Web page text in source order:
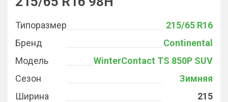
Типоразмер
215/65 R16
Бренд
Continental
Модель
WinterContact TS 850P SUV
Сезон
Зимняя
Ширина
215